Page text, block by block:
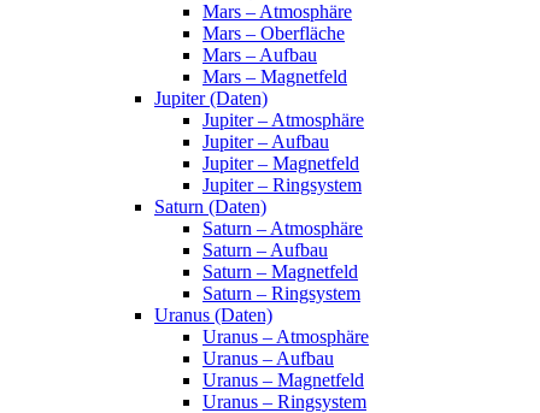
Mars – Atmosphäre
Mars – Oberfläche
Mars – Aufbau
Mars – Magnetfeld
Jupiter (Daten)
Jupiter – Atmosphäre
Jupiter – Aufbau
Jupiter – Magnetfeld
Jupiter – Ringsystem
Saturn (Daten)
Saturn – Atmosphäre
Saturn – Aufbau
Saturn – Magnetfeld
Saturn – Ringsystem
Uranus (Daten)
Uranus – Atmosphäre
Uranus – Aufbau
Uranus – Magnetfeld
Uranus – Ringsystem